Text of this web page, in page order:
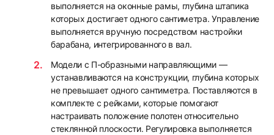
17
выполняется на оконные рамы, глубина штапика
которых достигает одного сантиметра. Управление
выполняется вручную посредством настройки
барабана, интегрированного в вал.
Модели с П-образными направляющими —
устанавливаются на конструкции, глубина которых
не превышает одного сантиметра. Поставляются в
комплекте с рейками, которые помогают
настраивать положение полотен относительно
стеклянной плоскости. Регулировка выполняется